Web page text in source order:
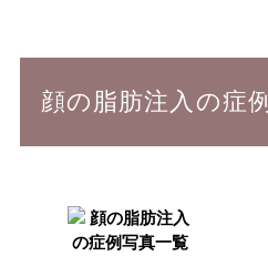
顔の脂肪注入の症例